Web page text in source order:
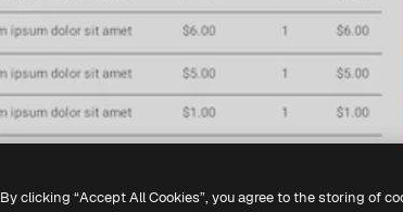
By clicking “Accept All Cookies”, you agree to the storing of